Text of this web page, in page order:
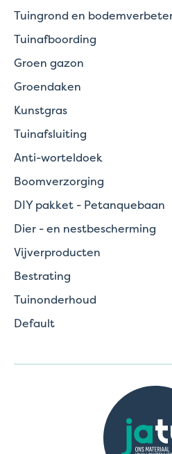
Tuingrond en
Tuinafboording
Groen gazon
Groendaken
Kunstgras
Tuinafsluiting
Anti-worteldoek
Boomverzorging
DIY pakket - Petanquebaan
Dier - en nestbescherming
Vijverproducten
Bestrating
Tuinonderhoud
Default